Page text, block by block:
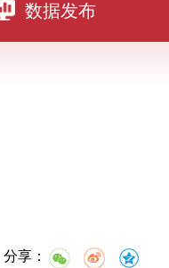
数据发布
分享：